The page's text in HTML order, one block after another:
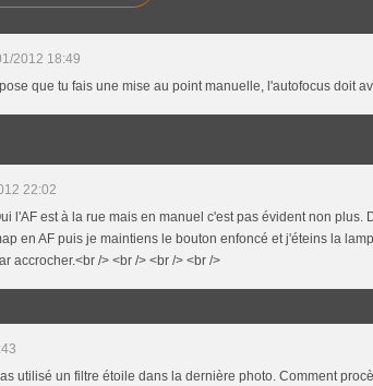
2012 18:49
que tu fais une mise au point manuelle, l'autofocus doit
22:02
l'AF est à la rue mais en manuel c'est pas évident non
en AF puis je maintiens le bouton enfoncé et j'éteins la
accrocher.<br /> <br /> <br /> <br />
utilisé un filtre étoile dans la dernière photo. Comment